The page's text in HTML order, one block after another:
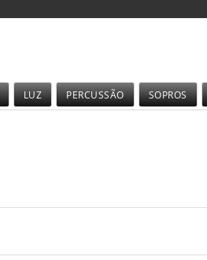
LUZ PERCUSSÃO SOPROS